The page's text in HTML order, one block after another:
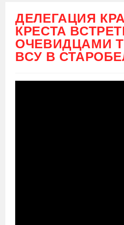
ДЕЛЕГАЦИЯ
КРЕСТА
ОЧЕВИДЦАМИ
ВСУ В